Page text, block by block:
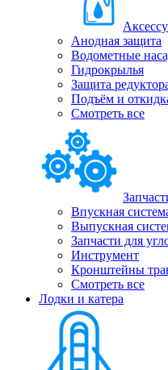
Анодная защита
Водометные
Гидрокрылья
Защита
Подъём и
Смотреть все
Впускная
Выпускная
Запчасти для
Инструмент
Кронштейны
Смотреть все
Лодки и катера